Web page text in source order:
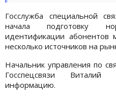
Госслужба специальной
начала подготовку
идентификации абонентов
несколько источников на
Начальник управления по
Госспецсвязи
информацию.